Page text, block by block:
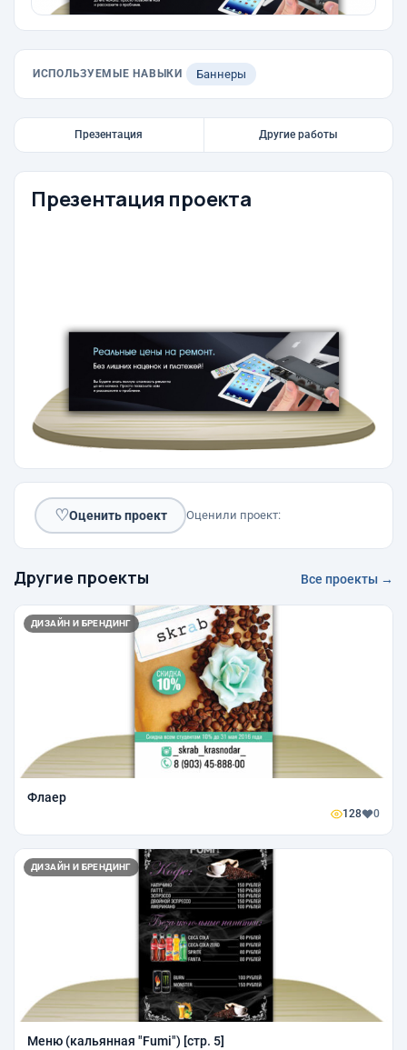
ИСПОЛЬЗУЕМЫЕ НАВЫКИ Баннеры
Презентация Другие работы
Презентация проекта
♡Оценить проект Оценили проект:
Другие проекты Все проекты →
ДИЗАЙН И БРЕНДИНГ
Флаер
128 0
ДИЗАЙН И БРЕНДИНГ
Меню (кальянная "Fumi") [стр. 5]